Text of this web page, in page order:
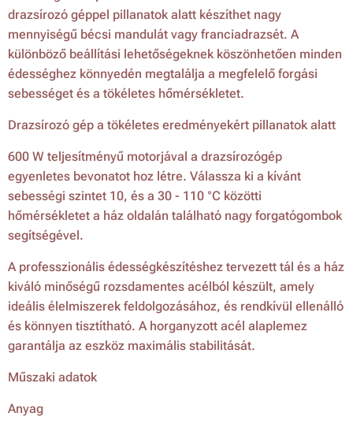
drazsírozó géppel pillanatok alatt készíthet nagy
mennyiségű bécsi mandulát vagy franciadrazsét. A
különböző beállítási lehetőségeknek köszönhetően minden
édességhez könnyedén megtalálja a megfelelő forgási
sebességet és a tökéletes hőmérsékletet.
Drazsírozó gép a tökéletes eredményekért pillanatok alatt
600 W teljesítményű motorjával a drazsírozógép
egyenletes bevonatot hoz létre. Válassza ki a kívánt
sebességi szintet 10, és a 30 - 110 °C közötti
hőmérsékletet a ház oldalán található nagy forgatógombok
segítségével.
A professzionális édességkészítéshez tervezett tál és a ház
kiváló minőségű rozsdamentes acélból készült, amely
ideális élelmiszerek feldolgozásához, és rendkívül ellenálló
és könnyen tisztítható. A horganyzott acél alaplemez
garantálja az eszköz maximális stabilitását.
Műszaki adatok
Anyag